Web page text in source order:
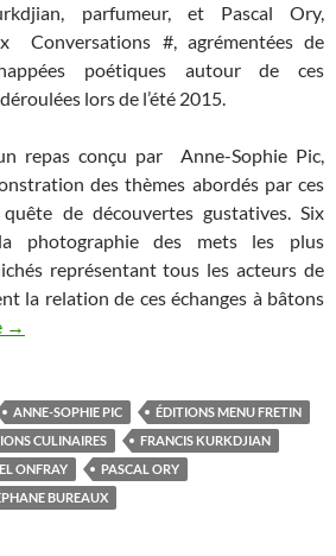
parfumeur, et Pascal Ory,
Conversations #, agrémentées de
poétiques autour de ces
lors de l’été 2015.
repas conçu par Anne-Sophie Pic,
des thèmes abordés par ces
de découvertes gustatives. Six
la photographie des mets les plus
représentant tous les acteurs de
la relation de ces échanges à bâtons
Conversations d’Anne-Sophie Pic
→
ANNE-SOPHIE PIC
ÉDITIONS MENU FRETIN
CULINAIRES
FRANCIS KURKDJIAN
ONFRAY
PASCAL ORY
BUREAUX